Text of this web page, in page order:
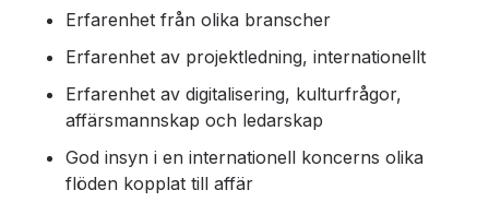
Erfarenhet från olika branscher
Erfarenhet av projektledning, internationellt
Erfarenhet av digitalisering, kulturfrågor,
affärsmannskap och ledarskap
God insyn i en internationell koncerns olika
flöden kopplat till affär